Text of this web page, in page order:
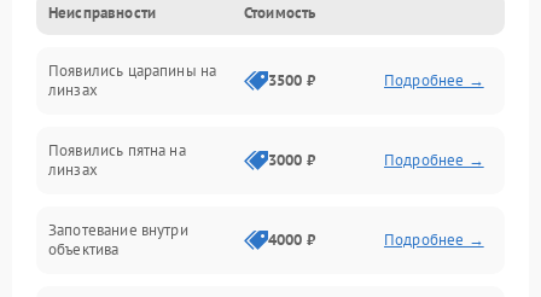
Неисправность электроники (если объектив с мотором/
Прочие неисправности
Неисправности Стоимость
Появились царапины на
линзах
3500 ₽ Подробнее →
Появились пятна на
линзах
3000 ₽ Подробнее →
Запотевание внутри
объектива
4000 ₽ Подробнее →